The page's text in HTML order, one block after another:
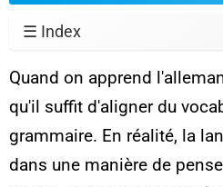
☰ Index
Quand on apprend
qu'il suffit d'aligner du
grammaire. En réalité, la
dans une manière de